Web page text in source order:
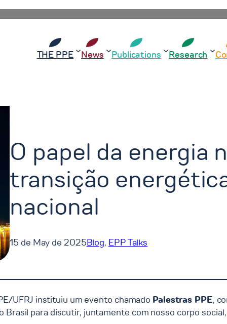
THE PPE News Publications Research
O papel da energia
transição
nacional
15 de May de 2025Blog, EPP Talks
UFRJ instituiu um evento chamado Palestras PPE,
para discutir, juntamente com nosso corpo